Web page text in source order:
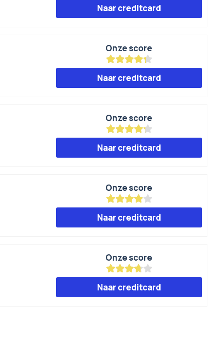
Naar creditcard
Onze score
Naar creditcard
Onze score
Naar creditcard
Onze score
Naar creditcard
Onze score
Naar creditcard